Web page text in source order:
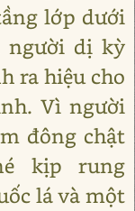
lớp dưới
người dị kỳ
ra hiệu cho
Vì người
đông chật
kịp rung
lá và một